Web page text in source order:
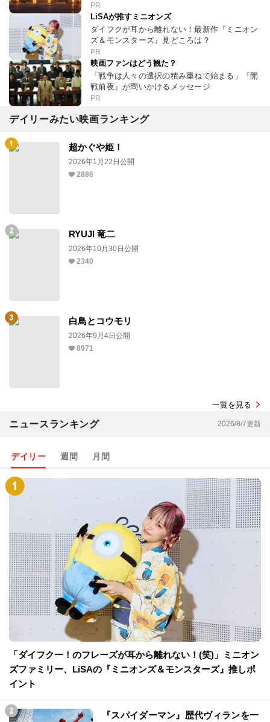
PR
LiSAが推すミニオンズ
ダイフクが耳から離れない！最新作『ミニオン
ズ＆モンスターズ』見どころは？
PR
映画ファンはどう観た？
「戦争は人々の選択の積み重ねで始まる」『開
戦前夜』が問いかけるメッセージ
PR
デイリーみたい映画ランキング
超かぐや姫！
2026年1月22日公開
2886
RYUJI 竜二
2026年10月30日公開
2340
白鳥とコウモリ
2026年9月4日公開
8971
一覧を見る
ニュースランキング 2026/8/7更新
デイリー 週間 月間
「ダイフクー！のフレーズが耳から離れない！(笑)」ミニオン
ズファミリー、LiSAの『ミニオンズ＆モンスターズ』推しポ
イント
『スパイダーマン』歴代ヴィランを一